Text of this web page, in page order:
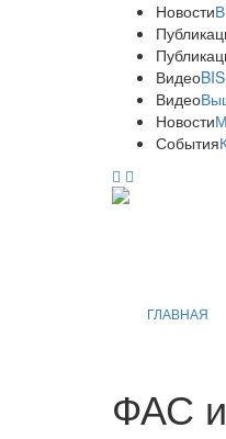
Новости
Видео
Видео
Новости
События
ГЛАВНАЯ
ФАС